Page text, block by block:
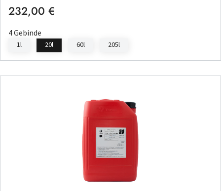
Regulärer Preis:
232,00 €
4 Gebinde
1l 20l 60l 205l